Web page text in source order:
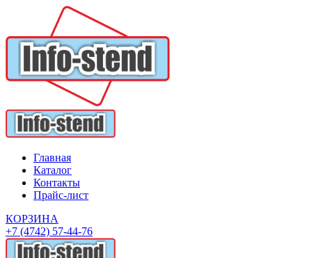
Главная
Каталог
Контакты
Прайс-лист
КОРЗИНА
+7 (4742) 57-44-76